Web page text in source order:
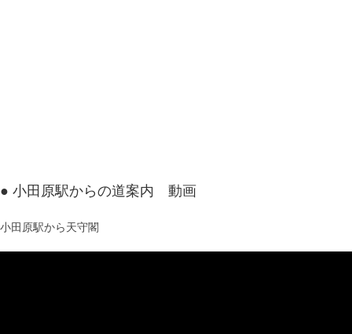
● 小田原駅からの道案内 動画
小田原駅から天守閣